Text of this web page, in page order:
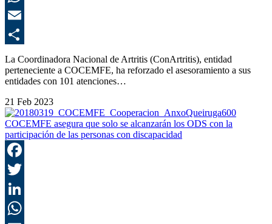
La Coordinadora Nacional de Artritis (ConArtritis), entidad
perteneciente a COCEMFE, ha reforzado el asesoramiento a sus
entidades con 101 atenciones…
21 Feb 2023
COCEMFE asegura que solo se alcanzarán los ODS con la
participación de las personas con discapacidad